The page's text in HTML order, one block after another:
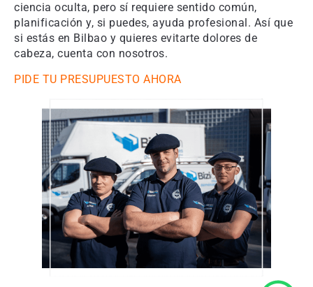
ciencia oculta, pero sí requiere sentido común,
planificación y, si puedes, ayuda profesional. Así que
si estás en Bilbao y quieres evitarte dolores de
cabeza, cuenta con nosotros.
PIDE TU PRESUPUESTO AHORA